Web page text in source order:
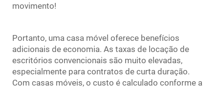
movimento!
Portanto, uma casa móvel oferece benefícios
adicionais de economia. As taxas de locação de
escritórios convencionais são muito elevadas,
especialmente para contratos de curta duração.
Com casas móveis, o custo é calculado conforme a